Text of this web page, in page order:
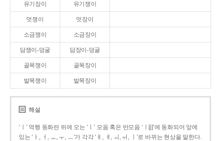
유기장이 유기쟁이
멋쟁이 멋장이
소금쟁이 소금장이
담쟁이-덩굴 담장이-덩굴
골목쟁이 골목장이
발목쟁이 발목장이
해설
‘ㅣ’ 역행 동화란 뒤에 오는 ‘ㅣ’ 모음 혹은 반모음 ‘ㅣ[j]’에 동화되어 앞에
있는 ‘ㅏ, ㅓ, ㅗ, ㅜ, ㅡ’가 각각 ‘ㅐ, ㅔ, ㅚ, ㅟ, ㅣ’로 바뀌는 현상을 말한다.